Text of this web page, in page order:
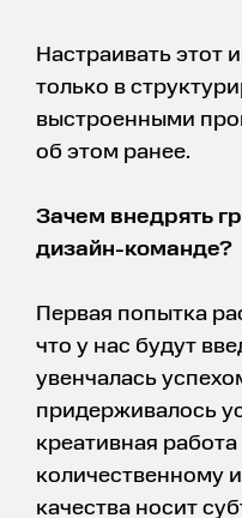
Настраивать этот
только в
выстроенными
об этом ранее.
Зачем внедрять
дизайн-команде?
Первая попытка
что у нас будут
увенчалась
придерживалось
креативная
количественному
качества носит